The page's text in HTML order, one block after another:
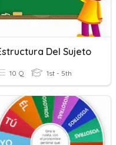
Del Sujeto
10 Q 1st - 5th